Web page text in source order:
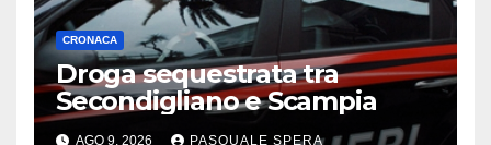
CRONACA
Droga sequestrata tra
Secondigliano e Scampia
AGO 9, 2026 PASQUALE SPERA